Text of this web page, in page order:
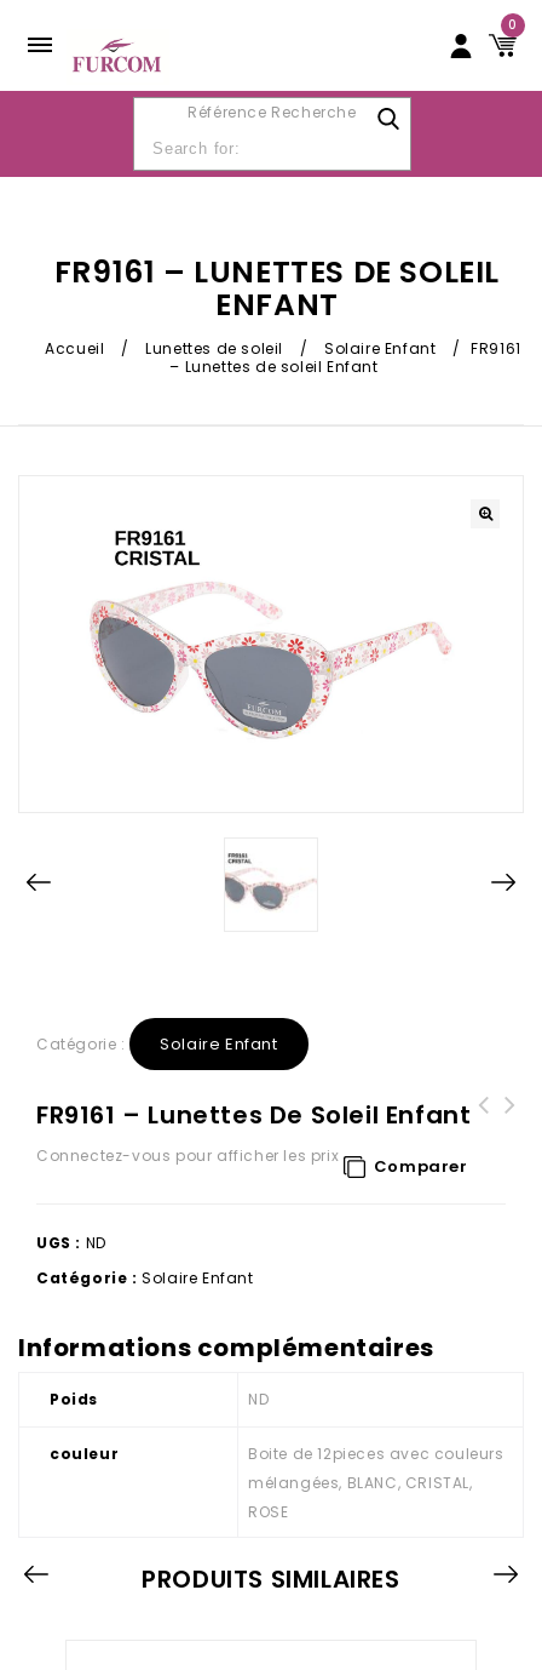
0
Référence Recherche
FR9161 – LUNETTES DE SOLEIL
ENFANT
Accueil / Lunettes de soleil / Solaire Enfant / FR9161
– Lunettes de soleil Enfant
Catégorie : Solaire Enfant
FR9161 – Lunettes De Soleil Enfant
Connectez-vous pour afficher les prix Comparer
UGS : ND
Catégorie :Solaire Enfant
Informations complémentaires
Poids ND
couleur
Boite de 12pieces avec couleurs
mélangées, BLANC, CRISTAL,
ROSE
PRODUITS SIMILAIRES